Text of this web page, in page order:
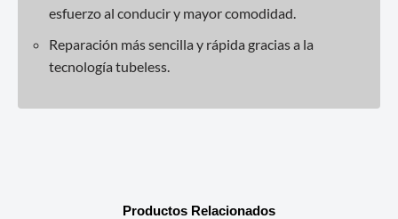
esfuerzo al conducir y mayor comodidad.
Reparación más sencilla y rápida gracias a la
tecnología tubeless.
Productos Relacionados